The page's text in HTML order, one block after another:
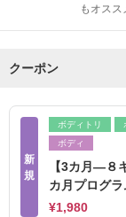
もオスス
クーポン
新
規
ボディトリ
ボディ
【3カ月―８
カ月プログ
¥1,980